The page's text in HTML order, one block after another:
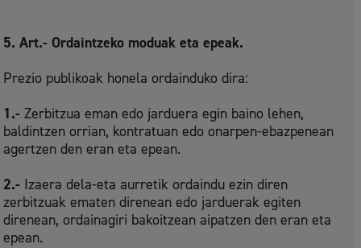
5. Art.- Ordaintzeko moduak eta epeak.
Prezio publikoak honela ordainduko dira:
1.-Zerbitzua eman edo jarduera egin baino lehen,
baldintzen orrian, kontratuan edo onarpen-ebazpenean
agertzen den eran eta epean.
2.- Izaera dela-eta aurretik ordaindu ezin diren
zerbitzuak ematen direnean edo jarduerak egiten
direnean, ordainagiri bakoitzean aipatzen den eran eta
epean.